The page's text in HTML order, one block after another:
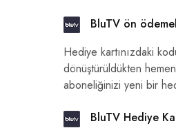
BluTV ön
Hediye kartınızdaki
dönüştürüldükten
aboneliğinizi yeni bir
BluTV Hediye